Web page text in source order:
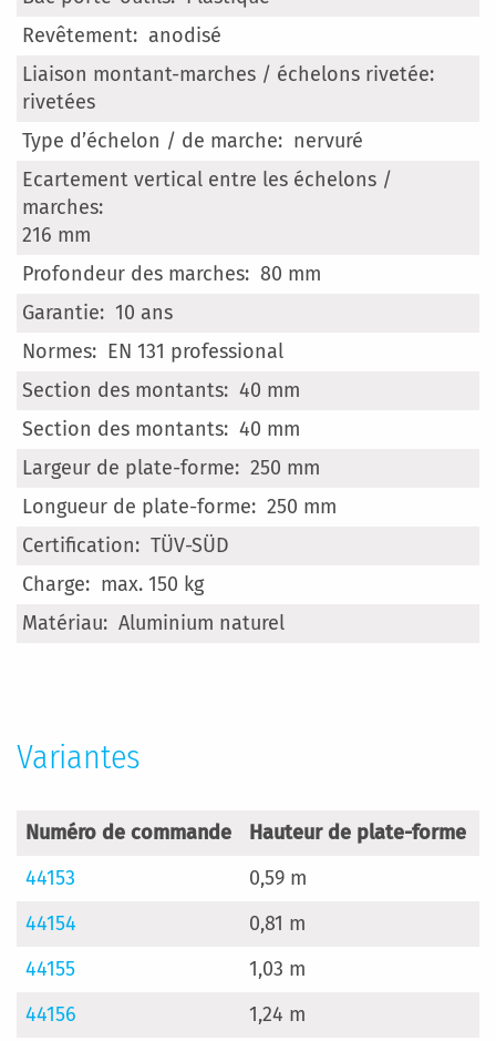
anodisé
rivetées
nervuré
216 mm
80 mm
10 ans
EN 131 professional
40 mm
40 mm
250 mm
250 mm
TÜV-SÜD
max. 150 kg
Aluminium naturel
Variantes
Numéro de commande Hauteur de plate-forme
44153
0,59 m
44154
0,81 m
44155
1,03 m
44156
1,24 m